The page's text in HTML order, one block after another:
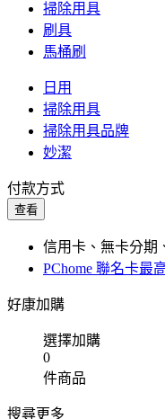
掃除用具
刷具
馬桶刷
日用
掃除用具
掃除用具品牌
妙潔
付款方式
查看
信用卡、無卡分期
PChome 聯名卡最
好康加購
選擇加購
0
件商品
搜尋更多